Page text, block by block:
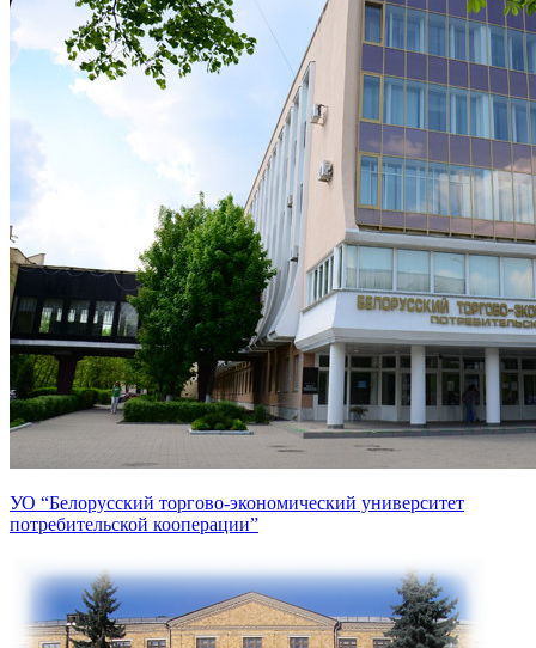
УО “Белорусский торгово-экономический университет
потребительской кооперации”